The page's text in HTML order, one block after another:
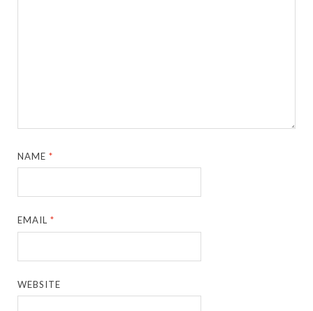
NAME*
EMAIL*
WEBSITE